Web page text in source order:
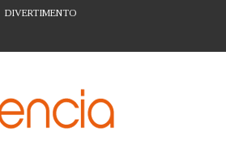
DIVERTIMENTO